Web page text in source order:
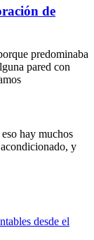
de
predominaba
pared con
hay muchos
y
desde el